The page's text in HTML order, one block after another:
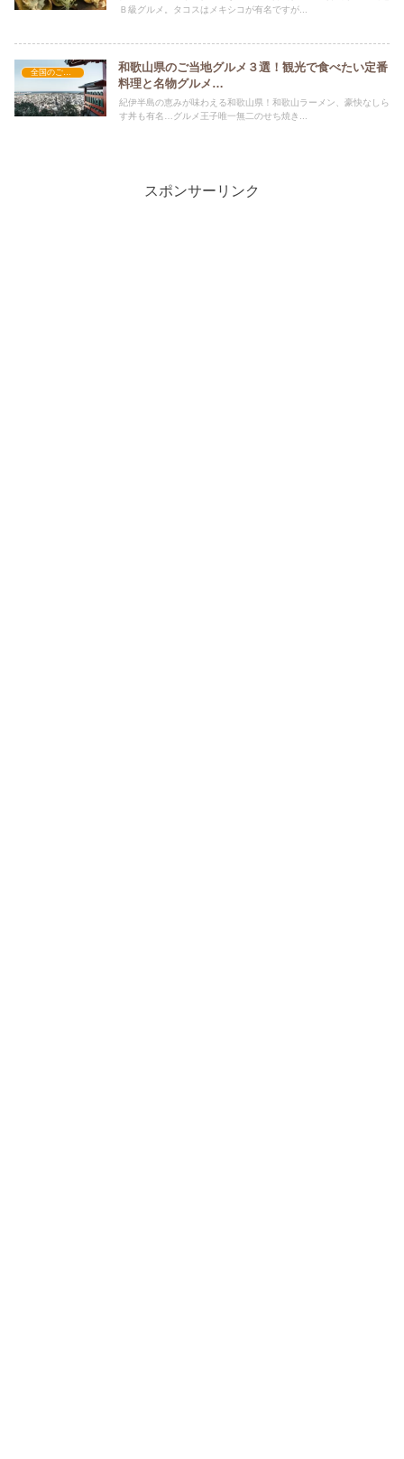
Ｂ級グルメ。タコスはメキシコが有名ですが...
和歌山県のご当地グルメ３選！観光で食べたい定番
料理と名物グルメ…
紀伊半島の恵みが味わえる和歌山県！和歌山ラーメン、豪快なしら
す丼も有名…グルメ王子唯一無二のせち焼き...
スポンサーリンク